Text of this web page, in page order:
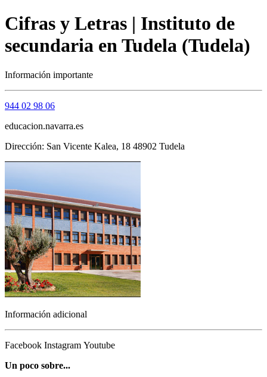
Cifras y Letras | Instituto de
secundaria en Tudela (Tudela)
Información importante
944 02 98 06
educacion.navarra.es
Dirección: San Vicente Kalea, 18 48902 Tudela
Información adicional
Facebook Instagram Youtube
Un poco sobre...